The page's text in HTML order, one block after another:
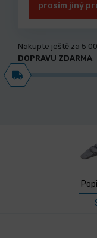
prosím jiný
Nakupte ještě za 5
DOPRAVU ZDARMA.